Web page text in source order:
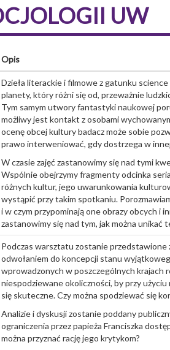
UW
Opis
Dzieła literackie i filmowe z gatunku
planety, który różni się od, przeważnie
Tym samym utwory fantastyki naukowej
możliwy jest kontakt z osobami
ocenę obcej kultury badacz może sobie
prawo interweniować, gdy dostrzega w
W czasie zajęć zastanowimy się nad tymi
Wspólnie obejrzymy fragmenty odcinka
różnych kultur, jego uwarunkowania
wystąpić przy takim spotkaniu.
i w czym przypominają one obrazy obcych
zastanowimy się nad tym, jak można
Podczas warsztatu zostanie przedstawione
odwołaniem do koncepcji stanu
wprowadzonych w poszczególnych krajach
niespodziewane okoliczności, by przy
się skuteczne. Czy można spodziewać się
Analizie i dyskusji zostanie poddany
ograniczenia przez papieża Franciszka
można przyznać rację jego krytykom?